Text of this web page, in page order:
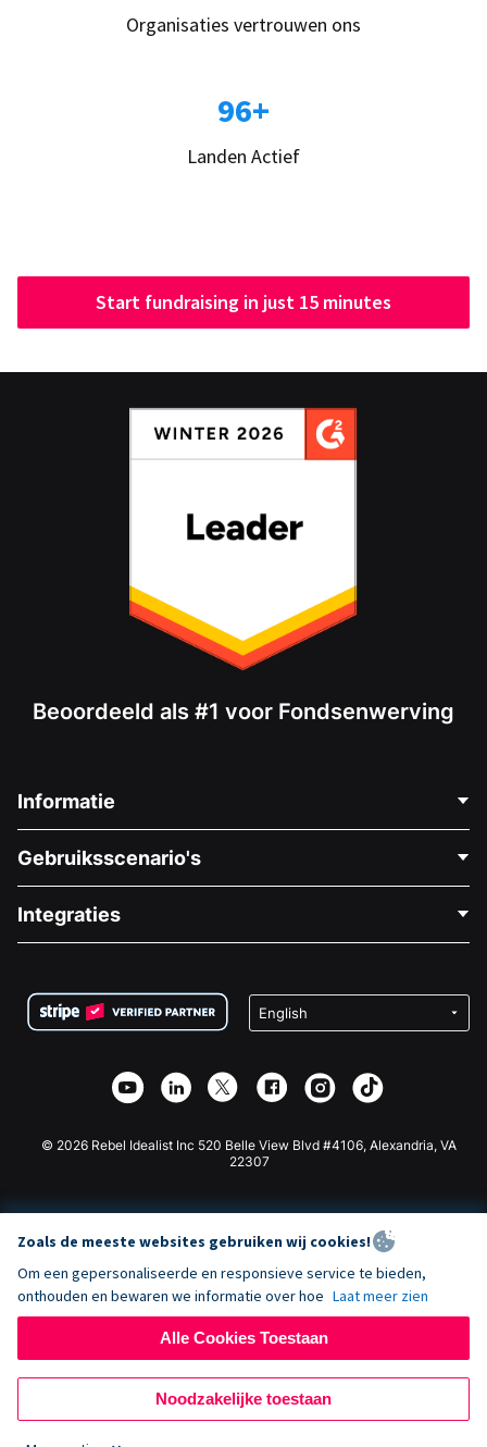
Organisaties vertrouwen ons
96+
Landen Actief
Start fundraising in just 15 minutes
Beoordeeld als #1 voor Fondsenwerving
Informatie
Over Ons
Vacatures
Privacy
Affiliate Partnerschap
Gebruiksscenario's
Medische Fondsenwerving
Goede Doelen Fondsenwerving
Integraties
Wix Donatie Plugin
Webflow Donatie App
Joomla Donatie
© 2026 Rebel Idealist Inc 520 Belle View Blvd #4106, Alexandria, VA
22307
Zoals de meeste websites gebruiken wij cookies!
Om een gepersonaliseerde en responsieve service te bieden,
onthouden en bewaren we informatie over hoe Laat meer zien
Alle Cookies Toestaan
Noodzakelijke toestaan